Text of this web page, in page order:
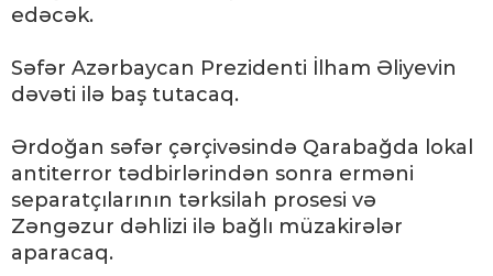
edəcək.
Səfər Azərbaycan Prezidenti İlham Əliyevin
dəvəti ilə baş tutacaq.
Ərdoğan səfər çərçivəsində Qarabağda lokal
antiterror tədbirlərindən sonra erməni
separatçılarının tərksilah prosesi və
Zəngəzur dəhlizi ilə bağlı müzakirələr
aparacaq.